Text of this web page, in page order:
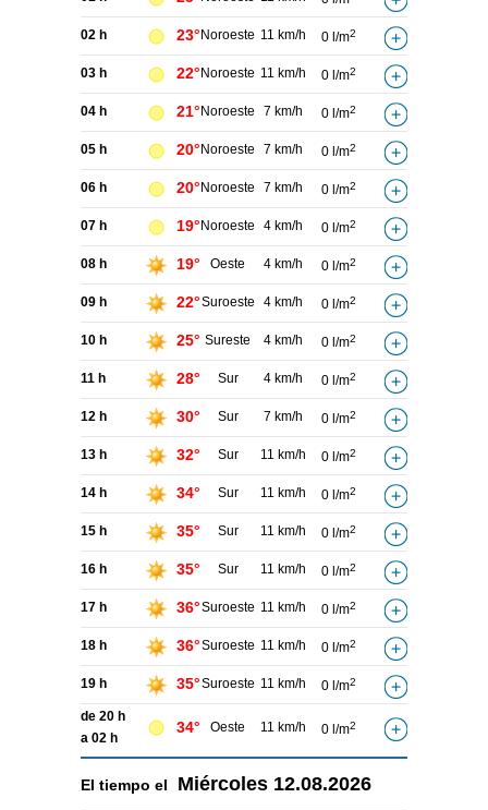
02 h 23° Noroeste 11 km/h 0 l/m2
03 h 22° Noroeste 11 km/h 0 l/m2
04 h 21° Noroeste 7 km/h 0 l/m2
05 h 20° Noroeste 7 km/h 0 l/m2
06 h 20° Noroeste 7 km/h 0 l/m2
07 h 19° Noroeste 4 km/h 0 l/m2
08 h 19° Oeste 4 km/h 0 l/m2
09 h 22°Suroeste 4 km/h 0 l/m2
10 h 25° Sureste 4 km/h 0 l/m2
11 h 28° Sur 4 km/h 0 l/m2
12 h 30° Sur 7 km/h 0 l/m2
13 h 32° Sur 11 km/h 0 l/m2
14 h 34° Sur 11 km/h 0 l/m2
15 h 35° Sur 11 km/h 0 l/m2
16 h 35° Sur 11 km/h 0 l/m2
17 h 36°Suroeste 11 km/h 0 l/m2
18 h 36°Suroeste 11 km/h 0 l/m2
19 h 35°Suroeste 11 km/h 0 l/m2
de 20 h
a 02 h
34° Oeste 11 km/h 0 l/m2
El tiempo el Miércoles 12.08.2026